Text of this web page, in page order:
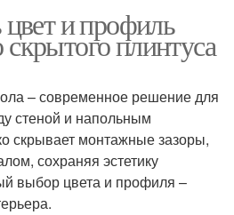
и профиль
плинтуса
– современное решение для
стеной и напольным
скрывает монтажные зазоры,
сохраняя эстетику
выбор цвета и профиля –